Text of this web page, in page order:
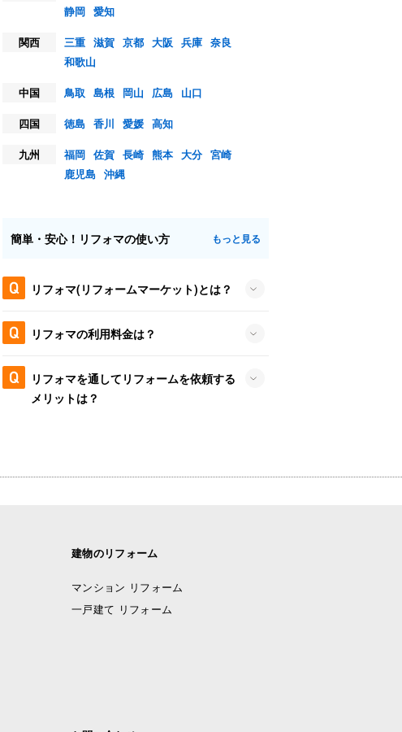
静岡 愛知
関西
三重 滋賀 京都 大阪 兵庫 奈良
和歌山
中国
鳥取 島根 岡山 広島
山口
四国
徳島 香川 愛媛 高知
九州
福岡 佐賀 長崎 熊本 大分 宮崎
鹿児島 沖縄
簡単・安心！リフォマの使い方 もっと見る
リフォマ(リフォームマーケット)とは？
リフォマの利用料金は？
リフォマを通してリフォームを依頼する
メリットは？
建物のリフォーム
マンション リフォーム
一戸建て リフォーム